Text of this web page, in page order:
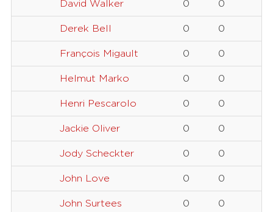
David Walker 0 0
Derek Bell 0 0
François Migault 0 0
Helmut Marko 0 0
Henri Pescarolo 0 0
Jackie Oliver 0 0
Jody Scheckter 0 0
John Love 0 0
John Surtees 0 0